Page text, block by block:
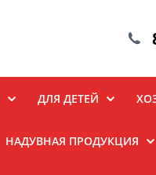
ДЛЯ ДЕТЕЙ
НАДУВНАЯ ПРОДУКЦИЯ